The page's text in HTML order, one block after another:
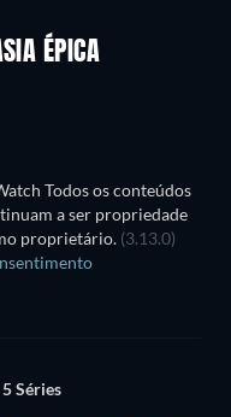
ÉPICA
Todos os conteúdos
a ser propriedade
proprietário. (3.13.0)
Séries